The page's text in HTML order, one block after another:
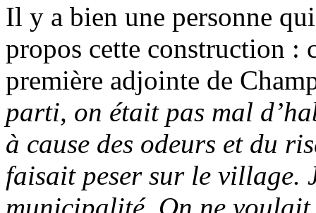
Il y a bien une personne
propos cette construction :
première adjointe de
parti, on était pas mal
à cause des odeurs et du
faisait peser sur le village.
municipalité. On ne